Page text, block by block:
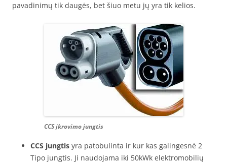
pavadinimų tik daugės, bet šiuo metu jų yra tik kelios.
CCS įkrovimo jungtis
CCS jungtis yra patobulinta ir kur kas galingesnė 2
Tipo jungtis. Ji naudojama iki 50kWk elektromobilių